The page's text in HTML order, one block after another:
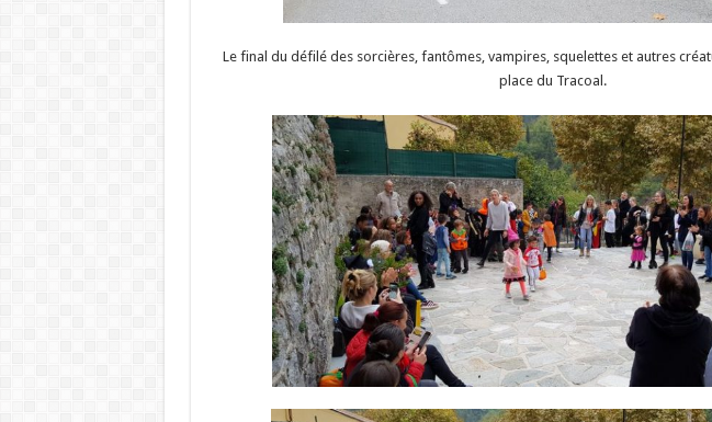
Le final du défilé des sorcières, fantômes, vampires, squelettes et autres
place du Tracoal.